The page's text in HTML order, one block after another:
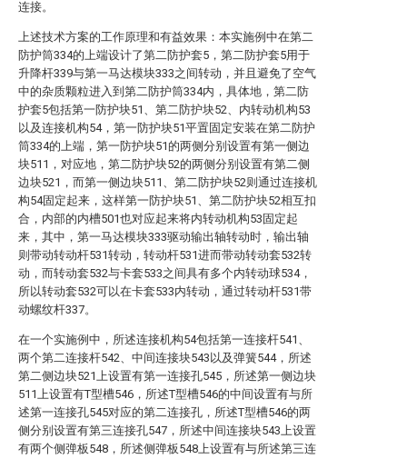
连接。
上述技术方案的工作原理和有益效果：本实施例中在第二
防护筒334的上端设计了第二防护套5，第二防护套5用于
升降杆339与第一马达模块333之间转动，并且避免了空气
中的杂质颗粒进入到第二防护筒334内，具体地，第二防
护套5包括第一防护块51、第二防护块52、内转动机构53
以及连接机构54，第一防护块51平置固定安装在第二防护
筒334的上端，第一防护块51的两侧分别设置有第一侧边
块511，对应地，第二防护块52的两侧分别设置有第二侧
边块521，而第一侧边块511、第二防护块52则通过连接机
构54固定起来，这样第一防护块51、第二防护块52相互扣
合，内部的内槽501也对应起来将内转动机构53固定起
来，其中，第一马达模块333驱动输出轴转动时，输出轴
则带动转动杆531转动，转动杆531进而带动转动套532转
动，而转动套532与卡套533之间具有多个内转动球534，
所以转动套532可以在卡套533内转动，通过转动杆531带
动螺纹杆337。
在一个实施例中，所述连接机构54包括第一连接杆541、
两个第二连接杆542、中间连接块543以及弹簧544，所述
第二侧边块521上设置有第一连接孔545，所述第一侧边块
511上设置有T型槽546，所述T型槽546的中间设置有与所
述第一连接孔545对应的第二连接孔，所述T型槽546的两
侧分别设置有第三连接孔547，所述中间连接块543上设置
有两个侧弹板548，所述侧弹板548上设置有与所述第三连